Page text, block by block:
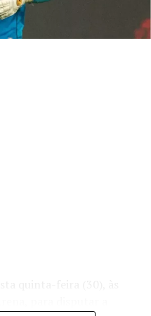
Wagner
embora Luís Eduardo
retornar